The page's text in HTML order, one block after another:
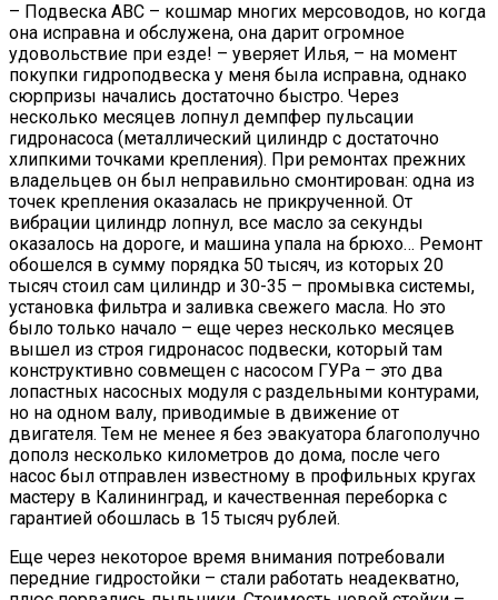
– Подвеска ABC – кошмар многих мерсоводов, но когда
она исправна и обслужена, она дарит огромное
удовольствие при езде! – уверяет Илья, – на момент
покупки гидроподвеска у меня была исправна, однако
сюрпризы начались достаточно быстро. Через
несколько месяцев лопнул демпфер пульсации
гидронасоса (металлический цилиндр с достаточно
хлипкими точками крепления). При ремонтах прежних
владельцев он был неправильно смонтирован: одна из
точек крепления оказалась не прикрученной. От
вибрации цилиндр лопнул, все масло за секунды
оказалось на дороге, и машина упала на брюхо… Ремонт
обошелся в сумму порядка 50 тысяч, из которых 20
тысяч стоил сам цилиндр и 30-35 – промывка системы,
установка фильтра и заливка свежего масла. Но это
было только начало – еще через несколько месяцев
вышел из строя гидронасос подвески, который там
конструктивно совмещен с насосом ГУРа – это два
лопастных насосных модуля с раздельными контурами,
но на одном валу, приводимые в движение от
двигателя. Тем не менее я без эвакуатора благополучно
дополз несколько километров до дома, после чего
насос был отправлен известному в профильных кругах
мастеру в Калининград, и качественная переборка с
гарантией обошлась в 15 тысяч рублей.
Еще через некоторое время внимания потребовали
передние гидростойки – стали работать неадекватно,